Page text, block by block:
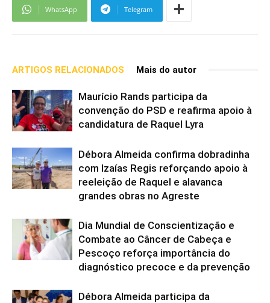
WhatsApp Telegram
ARTIGOS RELACIONADOS Mais do autor
Maurício Rands participa da
convenção do PSD e reafirma apoio à
candidatura de Raquel Lyra
Débora Almeida confirma dobradinha
com Izaías Regis reforçando apoio à
reeleição de Raquel e alavanca
grandes obras no Agreste
Dia Mundial de Conscientização e
Combate ao Câncer de Cabeça e
Pescoço reforça importância do
diagnóstico precoce e da prevenção
Débora Almeida participa da